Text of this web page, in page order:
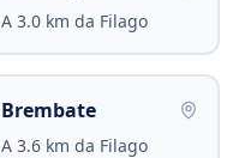
A 3.0 km da Filago
Brembate
A 3.6 km da Filago